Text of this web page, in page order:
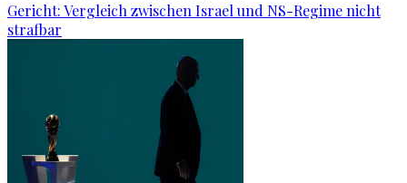
Gericht: Ver­gleich zwi­schen Is­ra­el und NS-Re­gime nicht
straf­bar